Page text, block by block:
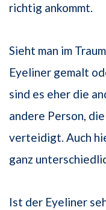
richtig ankommt.
Sieht man im
Eyeliner gemalt
sind es eher die
andere Person,
verteidigt. Auch
ganz
Ist der Eyeliner